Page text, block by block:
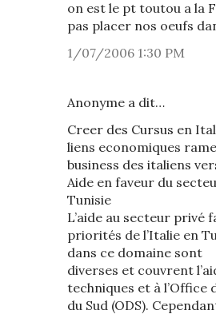
on est le pt toutou a la
pas placer nos oeufs
1/07/2006 1:30 PM
Anonyme a dit…
Creer des Cursus en
liens economiques
business des italiens
Aide en faveur du
Tunisie
L’aide au secteur privé
priorités de l’Italie en
dans ce domaine sont
diverses et couvrent
techniques et à l’Office
du Sud (ODS).